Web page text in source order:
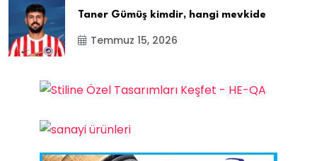
Taner Gümüş kimdir, hangi mevkide
Temmuz 15, 2026